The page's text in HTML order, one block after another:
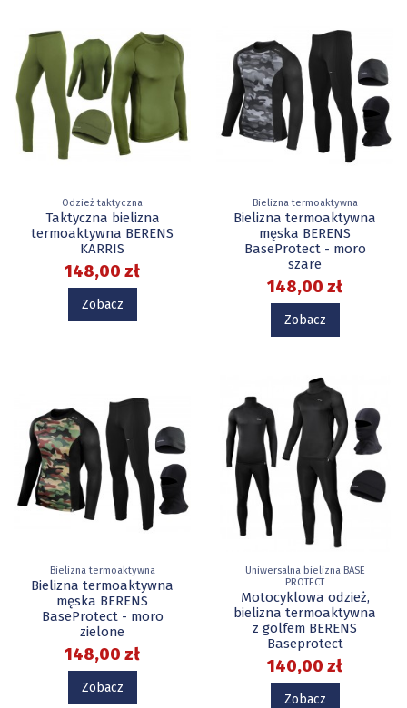
Odzież taktyczna
Taktyczna bielizna
termoaktywna BERENS
KARRIS
148,00 zł
Zobacz
Bielizna termoaktywna
Bielizna termoaktywna
męska BERENS
BaseProtect - moro
szare
148,00 zł
Zobacz
Bielizna termoaktywna
Bielizna termoaktywna
męska BERENS
BaseProtect - moro
zielone
148,00 zł
Zobacz
Uniwersalna bielizna BASE
PROTECT
Motocyklowa odzież,
bielizna termoaktywna
z golfem BERENS
Baseprotect
140,00 zł
Zobacz